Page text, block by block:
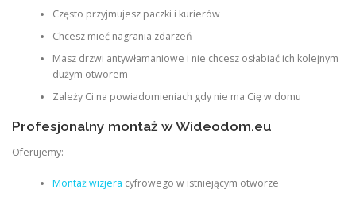
Często przyjmujesz paczki i kurierów
Chcesz mieć nagrania zdarzeń
Masz drzwi antywłamaniowe i nie chcesz osłabiać ich kolejnym
dużym otworem
Zależy Ci na powiadomieniach gdy nie ma Cię w domu
Profesjonalny montaż w Wideodom.eu
Oferujemy:
Montaż wizjera cyfrowego w istniejącym otworze